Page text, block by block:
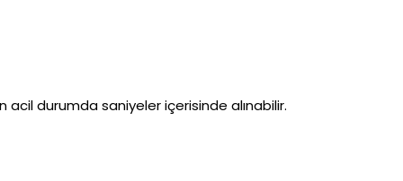
acil durumda saniyeler içerisinde alınabilir.